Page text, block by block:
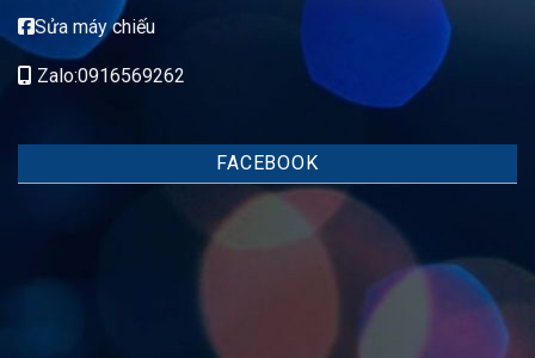
Sửa máy chiếu
Zalo:0916569262
FACEBOOK